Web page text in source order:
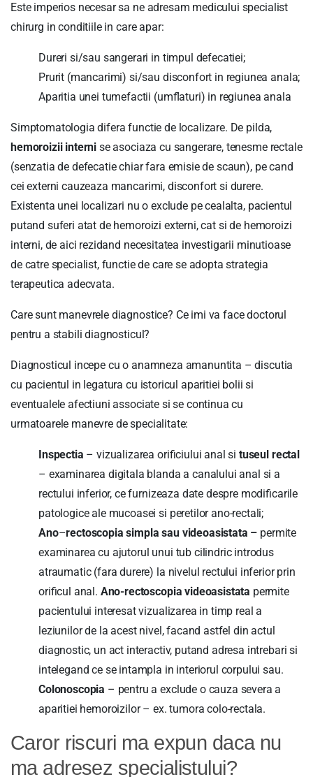
Este imperios necesar sa ne adresam medicului specialist
chirurg in conditiile in care apar:
Dureri si/sau sangerari in timpul defecatiei;
Prurit (mancarimi) si/sau disconfort in regiunea anala;
Aparitia unei tumefactii (umflaturi) in regiunea anala
Simptomatologia difera functie de localizare. De pilda,
hemoroizii interni se asociaza cu sangerare, tenesme rectale
(senzatia de defecatie chiar fara emisie de scaun), pe cand
cei externi cauzeaza mancarimi, disconfort si durere.
Existenta unei localizari nu o exclude pe cealalta, pacientul
putand suferi atat de hemoroizi externi, cat si de hemoroizi
interni, de aici rezidand necesitatea investigarii minutioase
de catre specialist, functie de care se adopta strategia
terapeutica adecvata.
Care sunt manevrele diagnostice? Ce imi va face doctorul
pentru a stabili diagnosticul?
Diagnosticul incepe cu o anamneza amanuntita – discutia
cu pacientul in legatura cu istoricul aparitiei bolii si
eventualele afectiuni associate si se continua cu
urmatoarele manevre de specialitate:
Inspectia – vizualizarea orificiului anal si tuseul rectal
– examinarea digitala blanda a canalului anal si a
rectului inferior, ce furnizeaza date despre modificarile
patologice ale mucoasei si peretilor ano-rectali;
Ano–rectoscopia simpla sau videoasistata – permite
examinarea cu ajutorul unui tub cilindric introdus
atraumatic (fara durere) la nivelul rectului inferior prin
orificul anal. Ano-rectoscopia videoasistata permite
pacientului interesat vizualizarea in timp real a
leziunilor de la acest nivel, facand astfel din actul
diagnostic, un act interactiv, putand adresa intrebari si
intelegand ce se intampla in interiorul corpului sau.
Colonoscopia – pentru a exclude o cauza severa a
aparitiei hemoroizilor – ex. tumora colo-rectala.
Caror riscuri ma expun daca nu
ma adresez specialistului?